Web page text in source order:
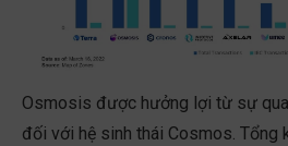
Osmosis được hưởng lợi từ sự
đối với hệ sinh thái Cosmos. Tổng